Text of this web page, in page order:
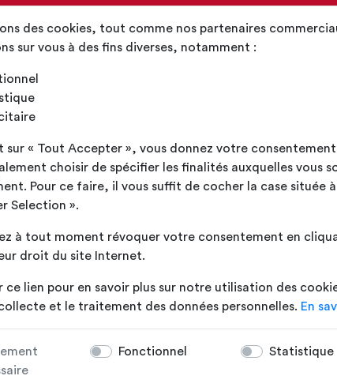
des cookies, tout comme nos partenaires
sur vous à des fins diverses, notamment :
sur « Tout Accepter », vous donnez votre
choisir de spécifier les finalités auxquelles vous
Pour ce faire, il vous suffit de cocher la case située
Selection ».
à tout moment révoquer votre consentement en
droit du site Internet.
ce lien pour en savoir plus sur notre utilisation des
et le traitement des données personnelles. En
Fonctionnel Statistique
cm
toile :
tension à mon panier d'achat +19.99€
tension à mon panier d'achat
tension à mon panier d'achat